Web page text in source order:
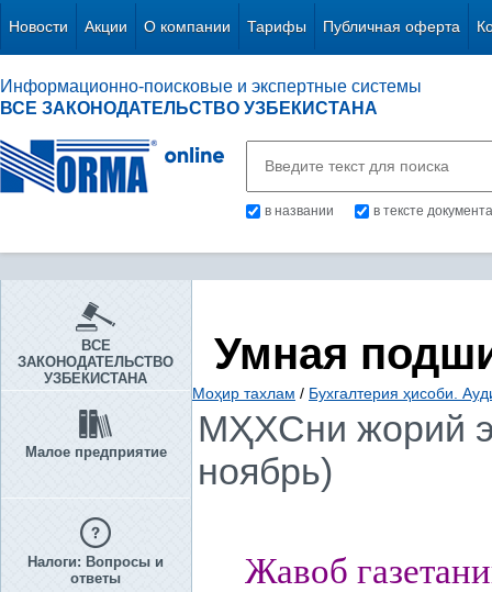
Новости Акции О компании Тарифы Публичная оферта
Информационно-поисковые и экспертные системы
ВСЕ ЗАКОНОДАТЕЛЬСТВО УЗБЕКИСТАНА
в названии в тексте документа
ВСЕ
ЗАКОНОДАТЕЛЬСТВО
УЗБЕКИСТАНА
Малое предприятие
Налоги: Вопросы и
ответы
Умная
Моҳир тахлам / Бухгалтерия ҳисоби.
МҲХСни жорий
ноябрь)
Жавоб